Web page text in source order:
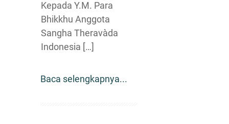
Kepada Y.M. Para
Bhikkhu Anggota
Sangha Theravàda
Indonesia […]
Baca selengkapnya...